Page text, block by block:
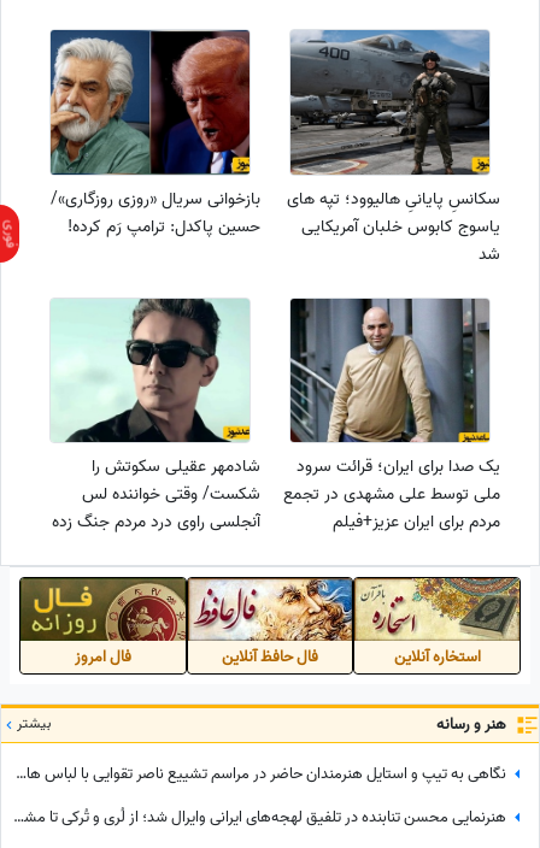
سکانسِ پایانیِ هالیوود؛ تپه های
یاسوج کابوس خلبان آمریکایی
شد
بازخوانی سریال «روزی روزگاری»/
حسین پاکدل: ترامپ رَم کرده!
یک صدا برای ایران؛ قرائت سرود
ملی توسط علی مشهدی در تجمع
مردم برای ایران عزیز+فیلم
شادمهر عقیلی سکوتش را
شکست/ وقتی خواننده لس
آنجلسی راوی درد مردم جنگ زده
استخاره آنلاین فال حافظ آنلاین فال امروز
هنر و رسانه بیشتر
نگاهی به تیپ و استایل هنرمندان حاضر در مراسم تشییع ناصر تقوایی با لباس های رنگی و سفید به سفارش همسر آن مرحوم/ محسن شریفیان، شهاب حسینی، مارال بنی آدم، ستاره اسکندری و...
هنرنمایی محسن تنابنده در تلفیق لهجه‌های ایرانی وایرال شد؛ از لُری و تُرکی تا مشهدی، مازندرانی و فارسی دری + ویدئو